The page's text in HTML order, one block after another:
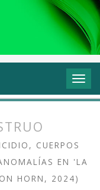
Discursos
CUERPOS
EN 'LA
HORN, 2024)